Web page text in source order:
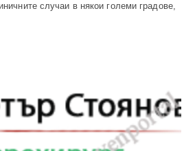
случаи в някои големи градове,